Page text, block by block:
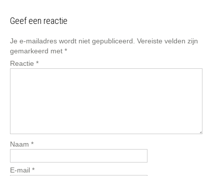
Geef een reactie
Je e-mailadres wordt niet gepubliceerd. Vereiste velden zijn
gemarkeerd met *
Reactie *
Naam *
E-mail *